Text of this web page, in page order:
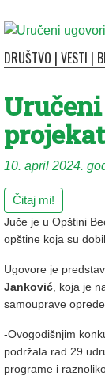
DRUŠTVO | VESTI |
10. april 2024.
Čitaj mi!
Juče je u Opštini
opštine koja su
Ugovore je
Janković , koja je
samouprave
-Ovogodišnjim
podržala rad 29
programe i